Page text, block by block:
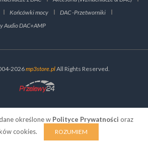
Końcówki mocy
DAC -Przetworniki
Audio DAC+AMP
2026mp3store.plAll Rights Reserved.
określone w Polityce Prywatności oraz
cookies.
ROZUMIEM